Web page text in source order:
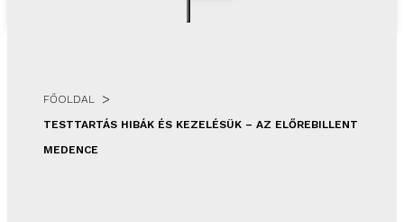
FŐOLDAL >
TESTTARTÁS HIBÁK ÉS KEZELÉSÜK – AZ ELŐREBILLENT
MEDENCE